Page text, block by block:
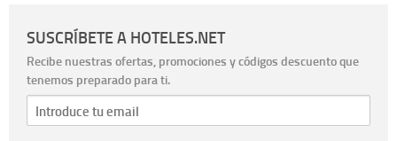
SUSCRÍBETE A HOTELES.NET
Recibe nuestras ofertas, promociones y códigos descuento que
tenemos preparado para ti.